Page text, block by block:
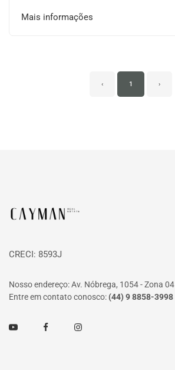
Mais informações
‹ 1 ›
Página inicial
CRECI: 8593J
Nosso endereço: Av. Nóbrega, 1054 - Zona 04
Entre em contato conosco: (44) 9 8858-3998
Youtube FacebookInstagram